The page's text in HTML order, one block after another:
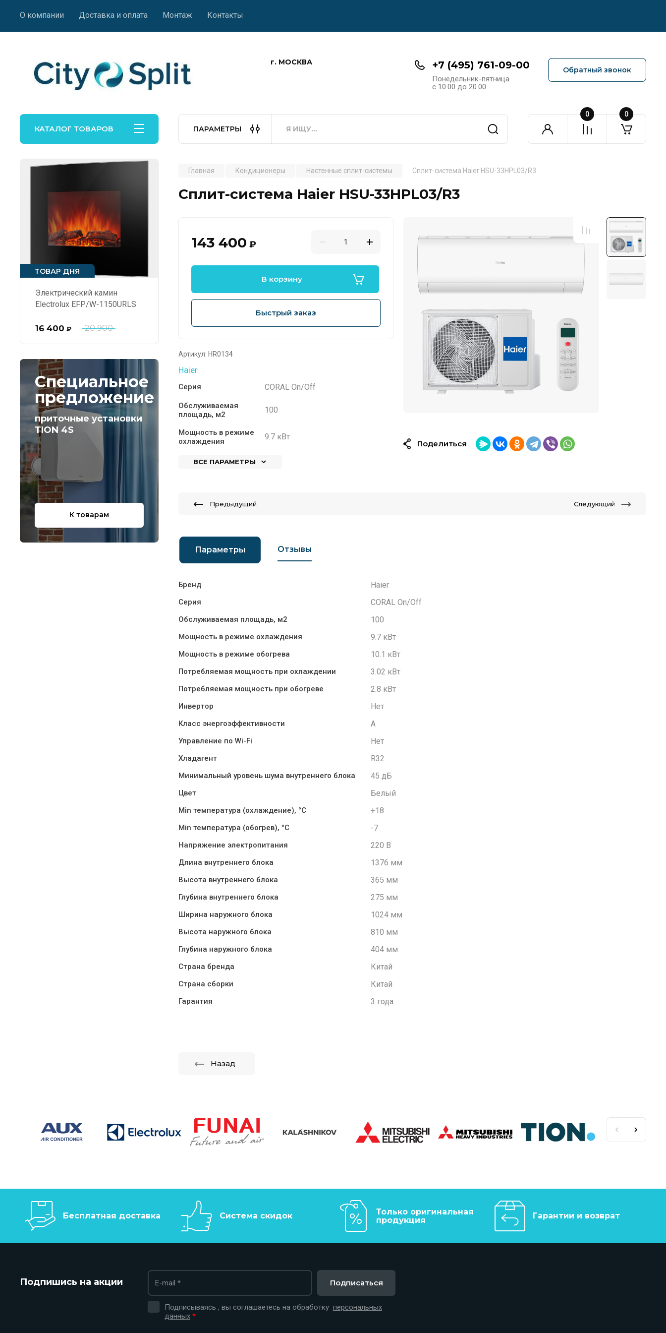
О компании Доставка и оплата Монтаж Контакты
г. МОСКВА +7 (495) 761-09-00
Понедельник-пятница
с 10.00 до 20.00
Обратный звонок
КАТАЛОГ ТОВАРОВ ПАРАМЕТРЫ
0 0
ТОВАР ДНЯ
Электрический камин
Electrolux EFP/W-1150URLS
20 900
16 400 ₽
Специальное
предложение
приточные установки
TION 4S
К товарам
Главная Кондиционеры Настенные сплит-системы Сплит-система Haier HSU-33HPL03/R3
Сплит-система Haier HSU-33HPL03/R3
143 400 ₽
В корзину
Быстрый заказ
Артикул: HR0134
Haier
Серия CORAL On/Off
Обслуживаемая
площадь, м2
100
Мощность в режиме
охлаждения
9.7 кВт
ВСЕ ПАРАМЕТРЫ
Поделиться
Предыдущий Следующий
Параметры Отзывы
Бренд Haier
Серия CORAL On/Off
Обслуживаемая площадь, м2 100
Мощность в режиме охлаждения 9.7 кВт
Мощность в режиме обогрева 10.1 кВт
Потребляемая мощность при охлаждении 3.02 кВт
Потребляемая мощность при обогреве 2.8 кВт
Инвертор Нет
Класс энергоэффективности A
Управление по Wi-Fi Нет
Хладагент R32
Минимальный уровень шума внутреннего блока 45 дБ
Цвет Белый
Min температура (охлаждение), °C +18
Min температура (обогрев), °C -7
Напряжение электропитания 220 В
Длина внутреннего блока 1376 мм
Высота внутреннего блока 365 мм
Глубина внутреннего блока 275 мм
Ширина наружного блока 1024 мм
Высота наружного блока 810 мм
Глубина наружного блока 404 мм
Страна бренда Китай
Страна сборки Китай
Гарантия 3 года
Назад
Бесплатная доставка Система скидок
Только оригинальная
продукция
Гарантии и возврат
Подпишись на акции
Подписываясь , вы соглашаетесь на обработку персональных
данных *
Подписаться